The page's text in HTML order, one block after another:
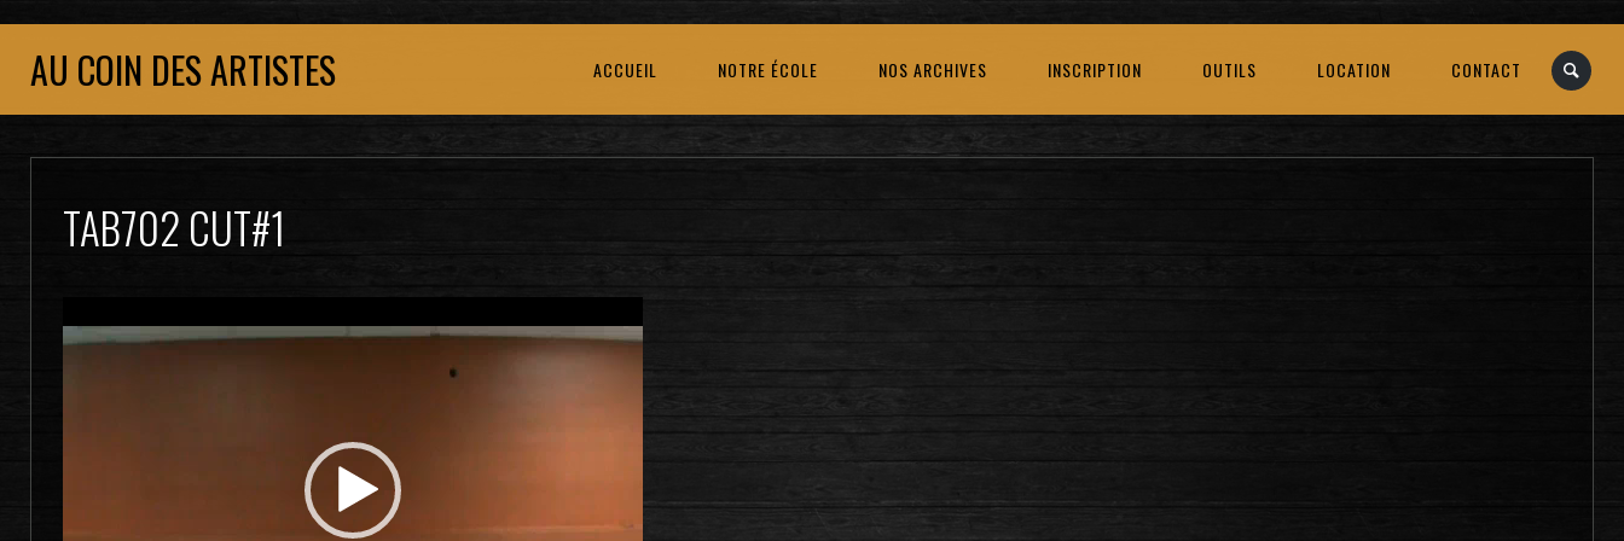
AU COIN DES ARTISTES ACCUEIL NOTRE ÉCOLE NOS ARCHIVES INSCRIPTION OUTILS LOCATION CONTACT
TAB702 CUT#1
vidéo